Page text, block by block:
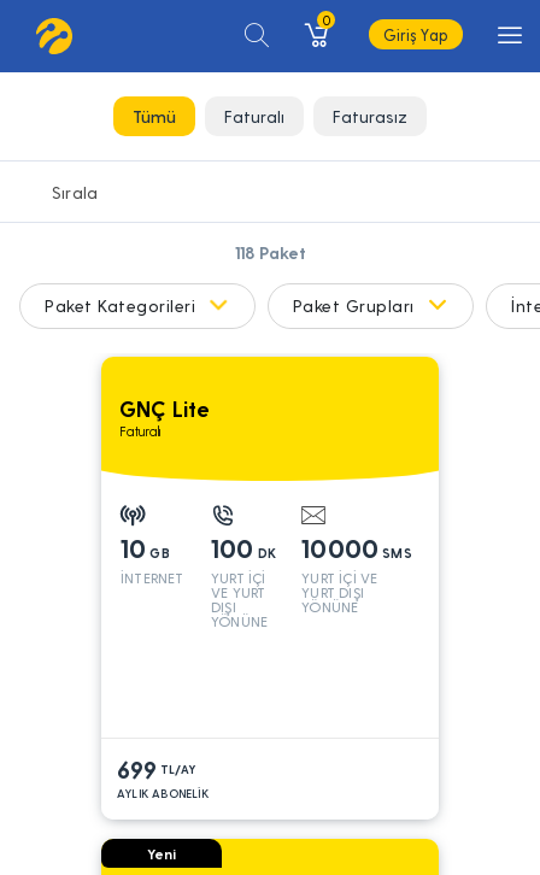
0
Giriş Yap
Tümü Faturalı Faturasız
118Paket
GNÇ Lite
Faturalı
10 GB
İNTERNET
100 DK
YURT İÇİ
VE YURT
DIŞI
YÖNÜNE
10000 SMS
YURT İÇİ VE
YURT DIŞI
YÖNÜNE
699 TL/AY
AYLIK ABONELİK
Yeni
Paket Kategorileri Paket Grupları